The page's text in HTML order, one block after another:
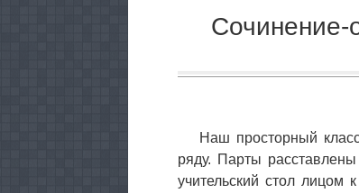
Наш просторный
ряду. Парты
учительский стол лицом